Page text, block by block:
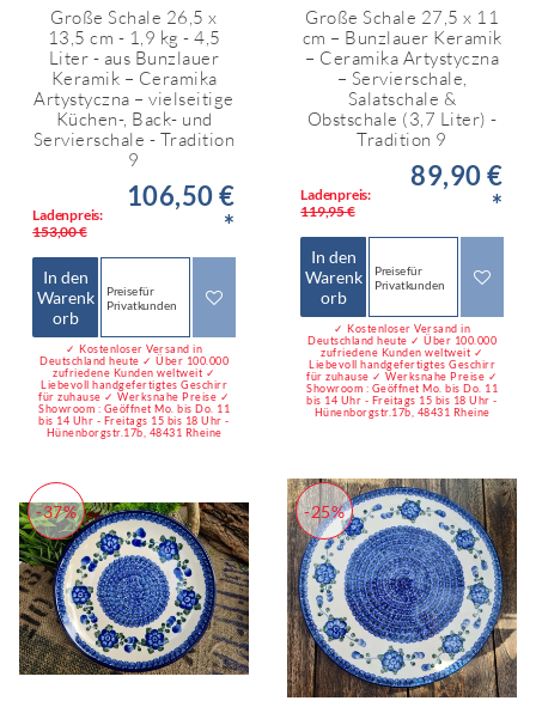
Große Schale 26,5 x
13,5 cm - 1,9 kg - 4,5
Liter - aus Bunzlauer
Keramik – Ceramika
Artystyczna – vielseitige
Küchen-, Back- und
Servierschale - Tradition
9
Ladenpreis:
153,00 €
106,50 €
*
In den
Warenk
orb
Preise für
Privatkunden
✓ Kostenloser Versand in
Deutschland heute ✓ Über 100.000
zufriedene Kunden weltweit ✓
Liebevoll handgefertigtes Geschirr
für zuhause ✓ Werksnahe Preise ✓
Showroom : Geöffnet Mo. bis Do. 11
bis 14 Uhr - Freitags 15 bis 18 Uhr -
Hünenborgstr.17b, 48431 Rheine
Große Schale 27,5 x 11
cm – Bunzlauer Keramik
– Ceramika Artystyczna
– Servierschale,
Salatschale &
Obstschale (3,7 Liter) -
Tradition 9
Ladenpreis:
119,95 €
89,90 €
*
In den
Warenk
orb
Preise für
Privatkunden
✓ Kostenloser Versand in
Deutschland heute ✓ Über 100.000
zufriedene Kunden weltweit ✓
Liebevoll handgefertigtes Geschirr
für zuhause ✓ Werksnahe Preise ✓
Showroom : Geöffnet Mo. bis Do. 11
bis 14 Uhr - Freitags 15 bis 18 Uhr -
Hünenborgstr.17b, 48431 Rheine
-37% -25%